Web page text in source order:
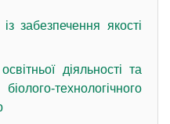
забезпечення якості
діяльності та
технологічного